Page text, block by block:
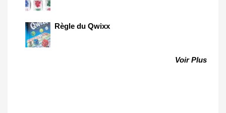
Règle du Qwixx
Voir Plus